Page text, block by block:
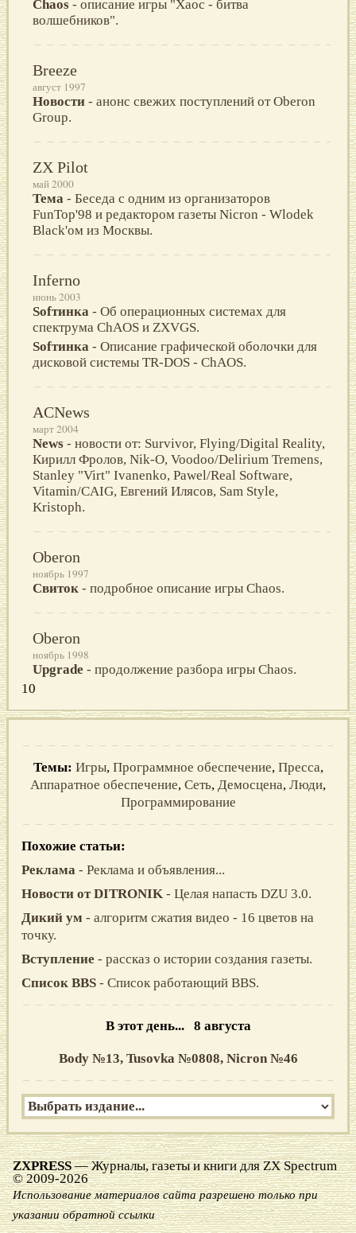
Chaos - описание игры "Хаос - битва
волшебников".
Breeze
август 1997
Новости - анонс свежих поступлений от Oberon
Group.
ZX Pilot
май 2000
Тема - Беседа с одним из организаторов
FunTop'98 и редактором газеты Nicron - Wlodek
Black'ом из Москвы.
Inferno
июнь 2003
Sofтинка - Об операционных системах для
спектрума ChAOS и ZXVGS.
Sofтинка - Описание графической оболочки для
дисковой системы TR-DOS - ChAOS.
ACNews
март 2004
News - новости от: Survivor, Flying/Digital Reality,
Кирилл Фролов, Nik-O, Voodoo/Delirium Tremens,
Stanley "Virt" Ivanenko, Pawel/Real Software,
Vitamin/CAIG, Евгений Илясов, Sam Style,
Kristoph.
Oberon
ноябрь 1997
Свиток - подробное описание игры Chaos.
Oberon
ноябрь 1998
Upgrade - продолжение разбора игры Chaos.
10
Темы: Игры, Программное обеспечение, Пресса,
Аппаратное обеспечение, Сеть, Демосцена, Люди,
Программирование
Похожие статьи:
Реклама - Реклама и объявления...
Новости от DITRONIK - Целая напасть DZU 3.0.
Дикий ум - алгоритм сжатия видео - 16 цветов на
точку.
Вступление - рассказ о истории создания газеты.
Список BBS - Список работающий BBS.
В этот день... 8 августа
Body №13, Tusovka №0808, Nicron №46
ZXPRESS— Журналы, газеты и книги для ZX Spectrum
© 2009-2026
Использование материалов сайта разрешено только при
указании обратной ссылки